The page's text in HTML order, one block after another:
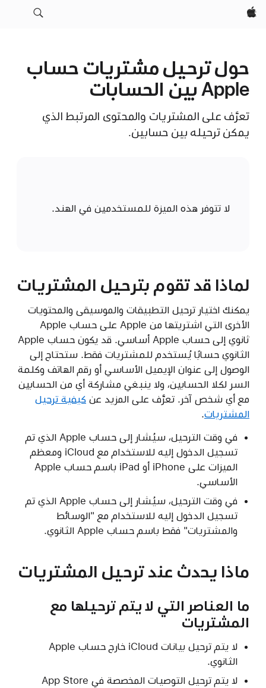
Apple‏
حول ترحيل مشتريات حساب
Apple بين الحسابات
تعرَّف على المشتريات والمحتوى المرتبط الذي
يمكن ترحيله بين حسابين.
لا تتوفر هذه الميزة للمستخدمين في الهند.
لماذا قد تقوم بترحيل المشتريات
يمكنك اختيار ترحيل التطبيقات والموسيقى والمحتويات
الأخرى التي اشتريتها من Apple على حساب Apple
ثانوي إلى حساب Apple أساسي. قد يكون حساب Apple
الثانوي حسابًا يُستخدم للمشتريات فقط. ستحتاج إلى
الوصول إلى عنوان الإيميل الأساسي أو رقم الهاتف وكلمة
السر لكلا الحسابين، ولا ينبغي مشاركة أي من الحسابين
مع أي شخص آخر. تعرَّف على المزيد عن كيفية ترحيل
المشتريات.
في وقت الترحيل، سيُشار إلى حساب Apple الذي تم
تسجيل الدخول إليه للاستخدام مع iCloud ومعظم
الميزات على iPhone أو iPad باسم حساب Apple
الأساسي.
في وقت الترحيل، سيُشار إلى حساب Apple الذي تم
تسجيل الدخول إليه للاستخدام مع "الوسائط
والمشتريات" فقط باسم حساب Apple الثانوي.
ماذا يحدث عند ترحيل المشتريات
ما العناصر التي لا يتم ترحيلها مع
المشتريات
لا يتم ترحيل بيانات iCloud خارج حساب Apple
الثانوي.
لا يتم ترحيل التوصيات المخصصة في App Store